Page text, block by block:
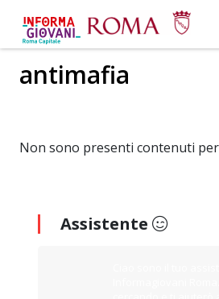
antimafia
Non sono presenti contenuti
Assistente